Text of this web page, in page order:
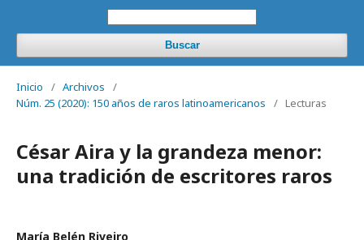
Buscar
Inicio / Archivos
/
Núm. 25 (2020): 150 años de raros latinoamericanos
/ Lecturas
César Aira y la grandeza menor:
una tradición de escritores raros
María Belén Riveiro